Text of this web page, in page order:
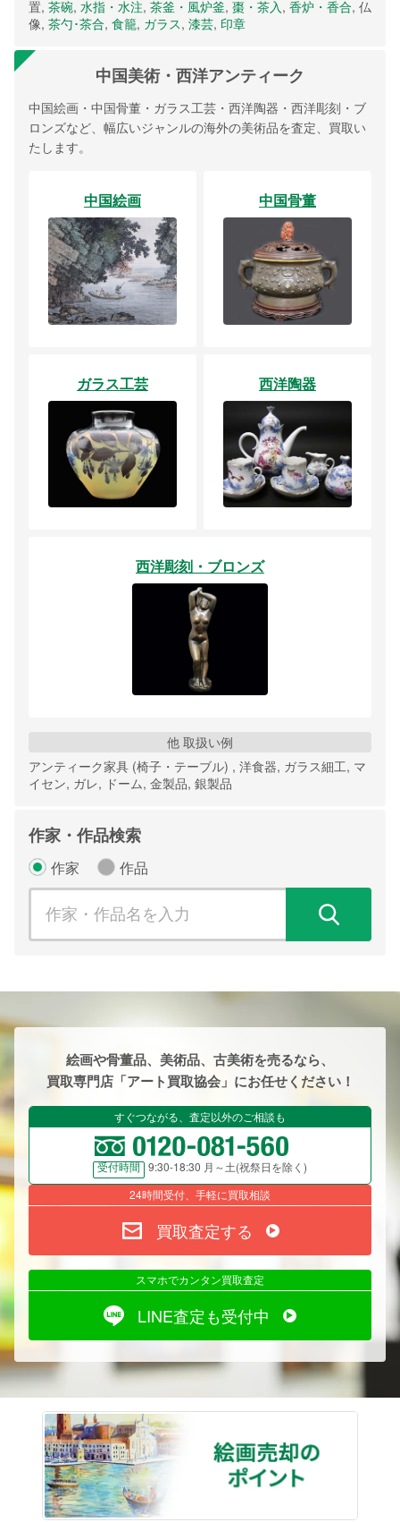
置, 茶碗, 水指・水注, 茶釜・風炉釜, 棗・茶入, 香炉・香合, 仏
像, 茶勺･茶合, 食籠, ガラス, 漆芸, 印章
中国美術・西洋アンティーク
中国絵画・中国骨董・ガラス工芸・西洋陶器・西洋彫刻・ブ
ロンズなど、幅広いジャンルの海外の美術品を査定、買取い
たします。
中国絵画 中国骨董
ガラス工芸 西洋陶器
西洋彫刻・ブロンズ
他 取扱い例
アンティーク家具 (椅子・テーブル) , 洋食器, ガラス細工, マ
イセン, ガレ, ドーム, 金製品, 銀製品
作家・作品検索
作家 作品
絵画や骨董品、美術品、古美術を売るなら、
買取専門店「アート買取協会」にお任せください！
すぐつながる、査定以外のご相談も
受付時間
9:30-18:30 月～土(祝祭日を除く)
24時間受付、手軽に買取相談
買取査定する
スマホでカンタン買取査定
LINE査定も受付中